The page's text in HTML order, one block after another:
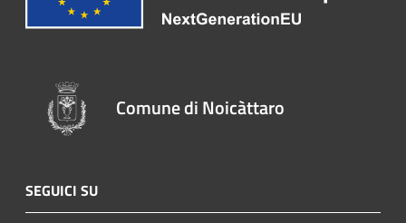
Comune di Noicàttaro
SEGUICI SU